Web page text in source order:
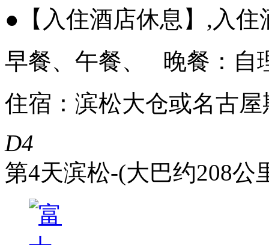
●【入住酒店休息】,入住
早餐、午餐、 晚餐：自
住宿：滨松大仓或名古
D4
第4天滨松-(大巴约208公